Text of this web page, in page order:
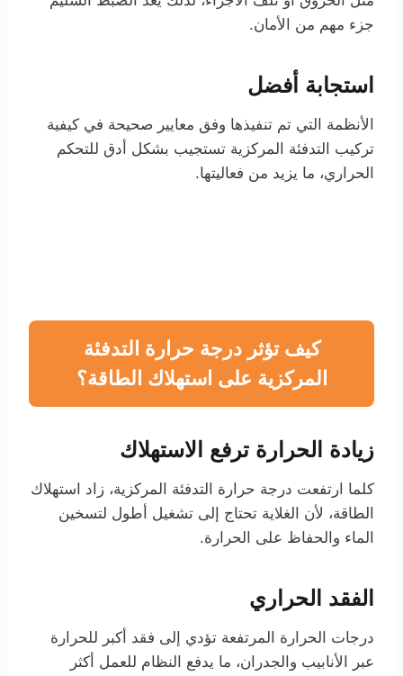
جزء مهم من الأمان.
استجابة أفضل
الأنظمة التي تم تنفيذها وفق معايير صحيحة في كيفية
تركيب التدفئة المركزية تستجيب بشكل أدق للتحكم
الحراري، ما يزيد من فعاليتها.
كيف تؤثر درجة حرارة التدفئة
المركزية على استهلاك الطاقة؟
زيادة الحرارة ترفع الاستهلاك
كلما ارتفعت درجة حرارة التدفئة المركزية، زاد استهلاك
الطاقة، لأن الغلاية تحتاج إلى تشغيل أطول لتسخين
الماء والحفاظ على الحرارة.
الفقد الحراري
درجات الحرارة المرتفعة تؤدي إلى فقد أكبر للحرارة
عبر الأنابيب والجدران، ما يدفع النظام للعمل أكثر